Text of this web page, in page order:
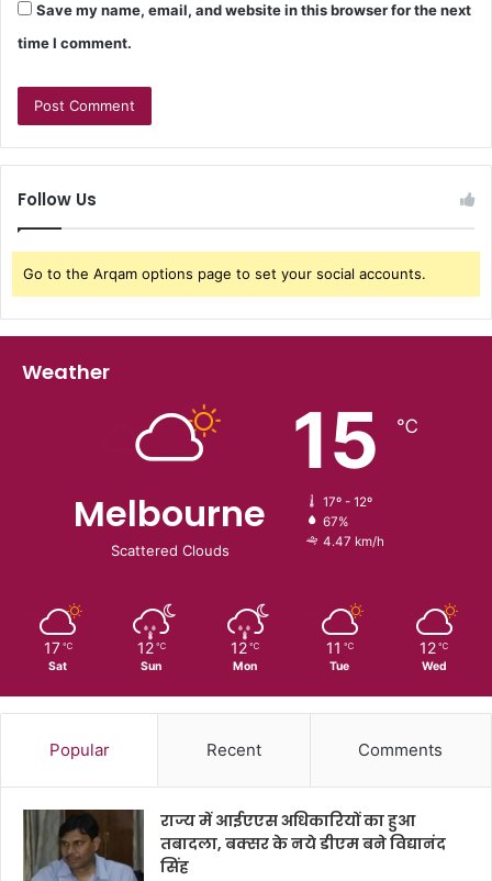
Save my name, email, and website in this browser for the next
time I comment.
Follow Us
Go to the Arqam options page to set your social accounts.
Weather
Melbourne
Scattered Clouds
15 ℃
17º - 12º
67%
4.47 km/h
17 ℃
Sat
12 ℃
Sun
12 ℃
Mon
11 ℃
Tue
12 ℃
Wed
Popular Recent Comments
राज्य में आईएएस अधिकारियों का हुआ
तबादला, बक्सर के नये डीएम बने विद्यानंद
सिंह